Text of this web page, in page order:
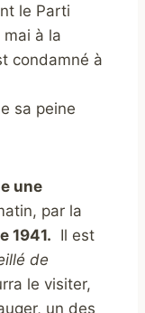
le Parti
à la
condamné à
sa peine
une
par la
1941. Il est
de
le visiter,
un des